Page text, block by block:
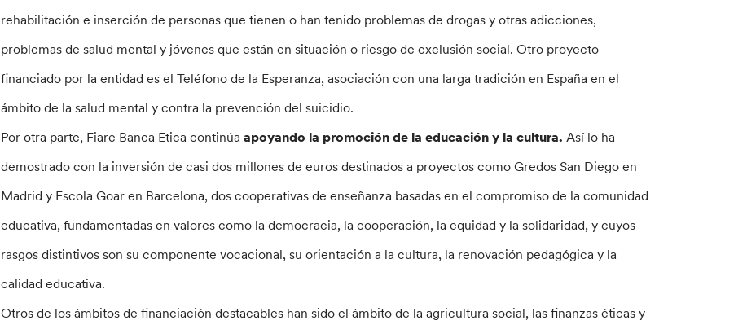
rehabilitación e inserción de personas que tienen o han tenido problemas de drogas y otras adicciones,
problemas de salud mental y jóvenes que están en situación o riesgo de exclusión social. Otro proyecto
financiado por la entidad es el Teléfono de la Esperanza, asociación con una larga tradición en España en el
ámbito de la salud mental y contra la prevención del suicidio.
Por otra parte, Fiare Banca Etica continúaapoyando la promoción de la educación y la cultura. Así lo ha
demostrado con la inversión de casi dos millones de euros destinados a proyectos como Gredos San Diego en
Madrid y Escola Goar en Barcelona, dos cooperativas de enseñanza basadas en el compromiso de la comunidad
educativa, fundamentadas en valores como la democracia, la cooperación, la equidad y la solidaridad, y cuyos
rasgos distintivos son su componente vocacional, su orientación a la cultura, la renovación pedagógica y la
calidad educativa.
Otros de los ámbitos de financiación destacables han sido el ámbito de la agricultura social, las finanzas éticas y